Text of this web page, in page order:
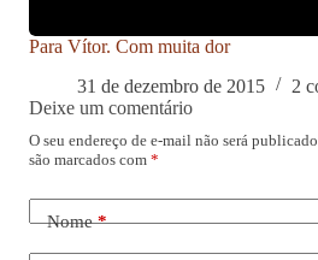
Para Vítor. Com muita dor
31 de dezembro de 2015
2
Deixe um comentário
O seu endereço de e-mail não será publicado.
são marcados com *
Nome*